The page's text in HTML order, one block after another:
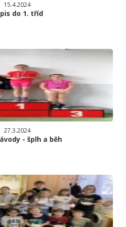
15.4.2024
do 1. tříd
27.3.2024
- šplh a běh